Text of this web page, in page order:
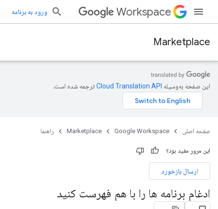
Workspace ورود به برنامه
Marketplace
این صفحه به‌وسیله ترجمه شده است.
صفحه اصلی Google Workspace
Marketplace راهنما
این مرور مفید بود؟
ارسال بازخورد
ادغام برنامه ها را با هم فهرست کنید